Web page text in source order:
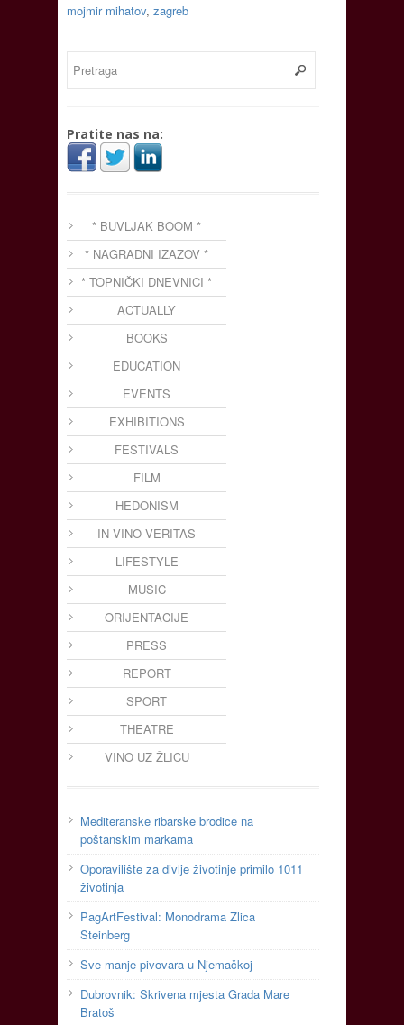
mojmir mihatov, zagreb
Pratite nas na:
* BUVLJAK BOOM *
* NAGRADNI IZAZOV *
* TOPNIČKI DNEVNICI *
ACTUALLY
BOOKS
EDUCATION
EVENTS
EXHIBITIONS
FESTIVALS
FILM
HEDONISM
IN VINO VERITAS
LIFESTYLE
MUSIC
ORIJENTACIJE
PRESS
REPORT
SPORT
THEATRE
VINO UZ ŽLICU
Mediteranske ribarske brodice na
poštanskim markama
Oporavilište za divlje životinje primilo 1011
životinja
PagArtFestival: Monodrama Žlica
Steinberg
Sve manje pivovara u Njemačkoj
Dubrovnik: Skrivena mjesta Grada Mare
Bratoš